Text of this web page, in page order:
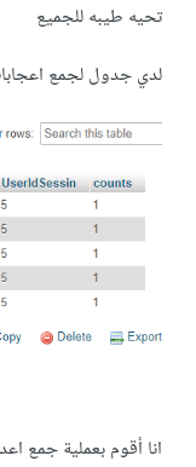
تحيه طيبه للجميع
لدي جدول لجمع